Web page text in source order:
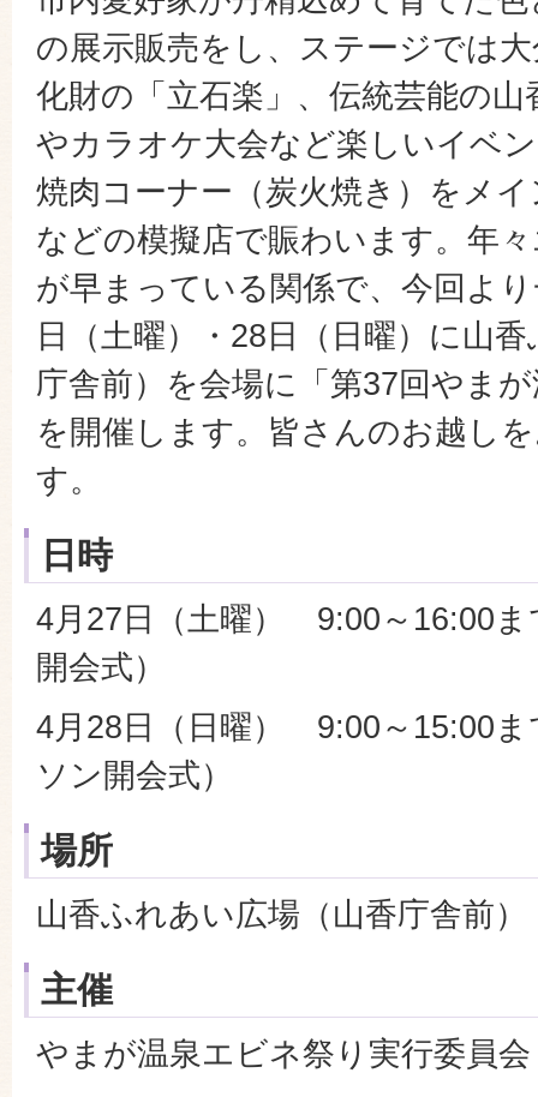
の展示販売をし、ステージでは
化財の「立石楽」、伝統芸能の
やカラオケ大会など楽しいイベ
焼肉コーナー（炭火焼き）をメ
などの模擬店で賑わいます。年
が早まっている関係で、今回よ
日（土曜）・28日（日曜）に山
庁舎前）を会場に「第37回やま
を開催します。皆さんのお越し
す。
日時
4月27日（土曜） 9:00～16:00ま
開会式）
4月28日（日曜） 9:00～15:00ま
ソン開会式）
場所
山香ふれあい広場（山香庁舎前）
主催
やまが温泉エビネ祭り実行委員会